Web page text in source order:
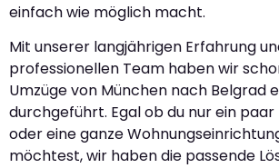
einfach wie möglich macht.
Mit unserer langjährigen Erfahrung
professionellen Team haben wir
Umzüge von München nach Belgrad
durchgeführt. Egal ob du nur ein
oder eine ganze
möchtest, wir haben die passende